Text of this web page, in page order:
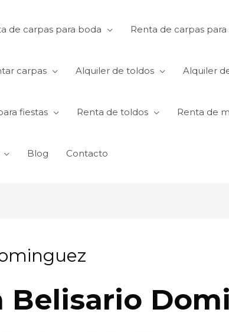
de carpas para boda Renta de carpas para
carpas Alquiler de toldos Alquiler
fiestas Renta de toldos Renta de
Blog Contacto
Belisario